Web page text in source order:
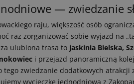
— zwiedzanie
raju, większość osób
raz zorganizować sobie wyjazd na
ulubiona trasa to jaskinia Bielska,
i przejazd panoramiczną
tego zwiedzanie dodatkowych
wycieczkę jednodniową z